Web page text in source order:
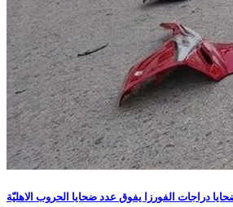
دراجات الفورزا يفوق عدد ضحايا الحروب الاهليّة